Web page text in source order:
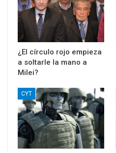
¿El círculo rojo empieza
a soltarle la mano a
Milei?
CYT